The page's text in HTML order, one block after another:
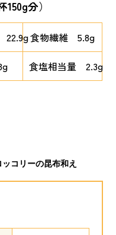
150g分）
22.9g食物繊維 5.8g
食塩相当量 2.3g
ッコリーの昆布和え